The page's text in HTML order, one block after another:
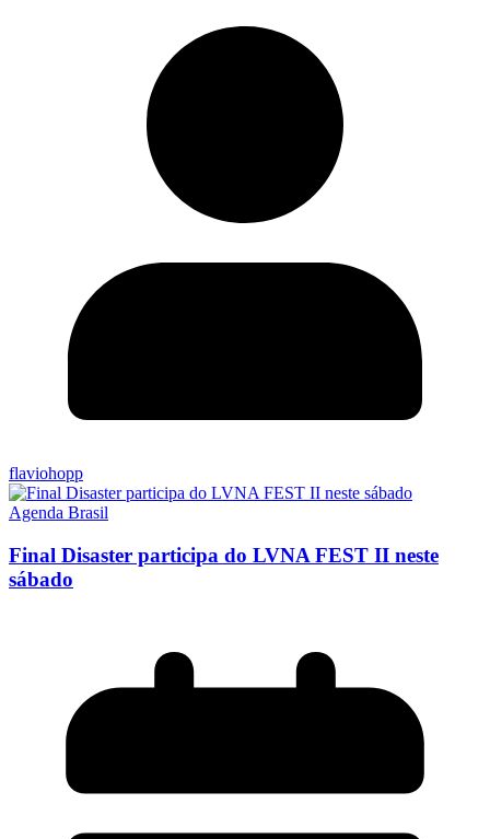
flaviohopp
Agenda Brasil
Final Disaster participa do LVNA FEST II neste
sábado